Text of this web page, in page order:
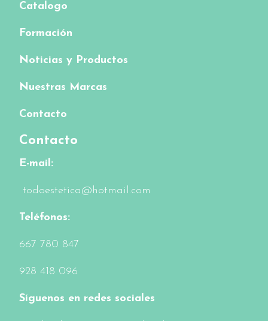
Catalogo
Formación
Noticias y Productos
Nuestras Marcas
Contacto
Contacto
E-mail:
todoestetica@hotmail.com
Teléfonos:
667 780 847
928 418 096
Síguenos en redes sociales